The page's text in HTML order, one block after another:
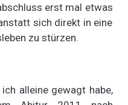
erst mal etwas
sich direkt in eine
zu stürzen.
alleine gewagt habe,